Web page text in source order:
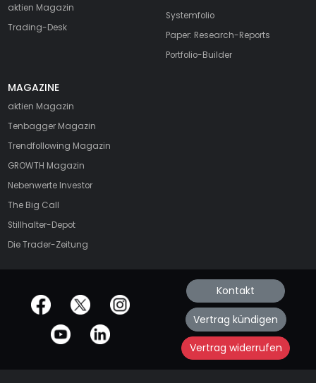
aktien Magazin
Trading-Desk
Systemfolio
Paper: Research-Reports
Portfolio-Builder
MAGAZINE
aktien Magazin
Tenbagger Magazin
Trendfollowing Magazin
GROWTH Magazin
Nebenwerte Investor
The Big Call
Stillhalter-Depot
Die Trader-Zeitung
offizielle Social Media-Accounts Kontakt
Vertrag kündigen
Vertrag widerrufen